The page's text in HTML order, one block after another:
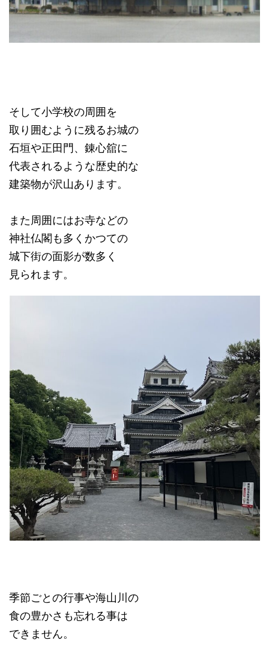
そして小学校の周囲を
取り囲むように残るお城の
石垣や正田門、錬心舘に
代表されるような歴史的な
建築物が沢山あります。
また周囲にはお寺などの
神社仏閣も多くかつての
城下街の面影が数多く
見られます。
季節ごとの行事や海山川の
食の豊かさも忘れる事は
できません。